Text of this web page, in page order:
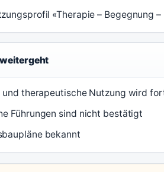
«Therapie – Begegnung
und therapeutische Nutzung wird
Führungen sind nicht bestätigt
bekannt